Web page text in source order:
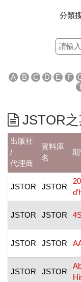
分類
A B C D E F
JSTOR之
出版社
/
代理商
資料庫
名
JSTOR JSTOR
JSTOR JSTOR
JSTOR JSTOR
JSTOR JSTOR